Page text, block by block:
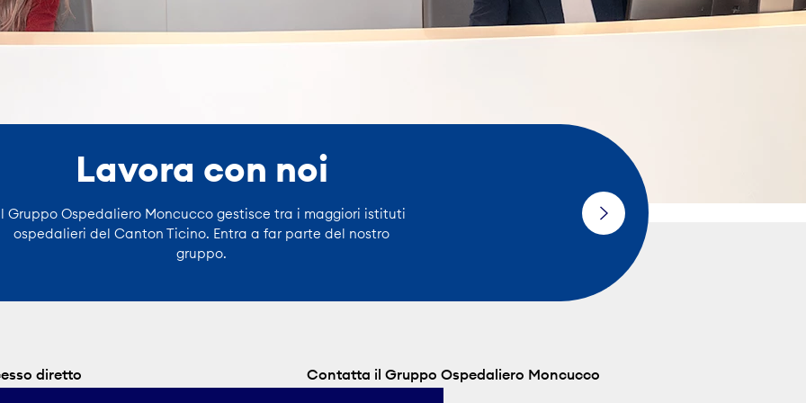
Lavora con noi
Gruppo Ospedaliero Moncucco gestisce tra i maggiori istituti
ospedalieri del Canton Ticino. Entra a far parte del nostro
gruppo.
diretto Contatta il Gruppo Ospedaliero Moncucco